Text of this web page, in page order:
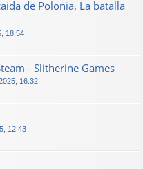
de Polonia. La batalla
18:54
- Slitherine Games
16:32
12:43